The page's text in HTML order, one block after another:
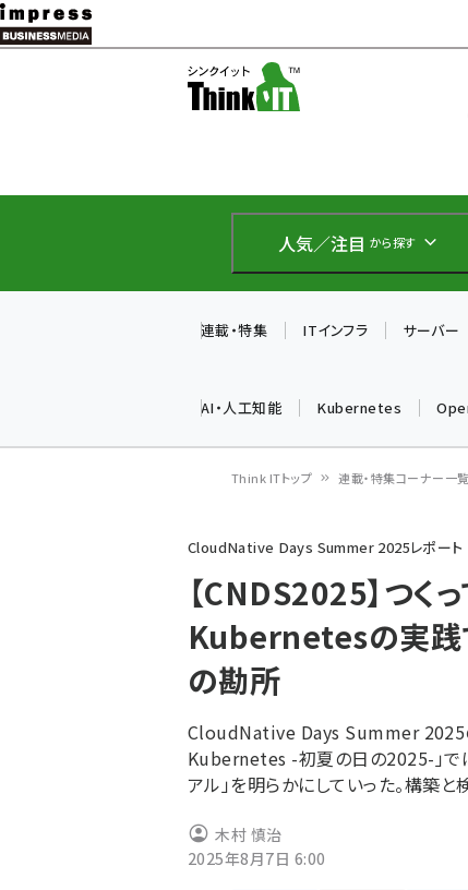
メ
イ
テ
に
人気／注目 から探す
連載・特集 ITインフラ サーバー
AI・人工知能 Kubernetes
ン
く
ず
Think ITトップ 連載・特集コーナー一覧
CloudNative Days Summer 2025レポート
【CNDS2025】つく
Kubernetesの実践
の勘所
CloudNative Days Summer 2025の
Kubernetes -初夏の日の2025-」で
アル」を明らかにしていった。構築
木村 慎治
2025年8月7日 6:00